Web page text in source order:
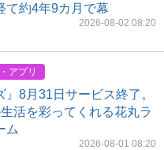
て約4年9カ月で幕
2026-08-02 08:20
アプリ
』8月31日サービス終了。
活を彩ってくれる花丸ラ
ム
2026-08-01 08:20